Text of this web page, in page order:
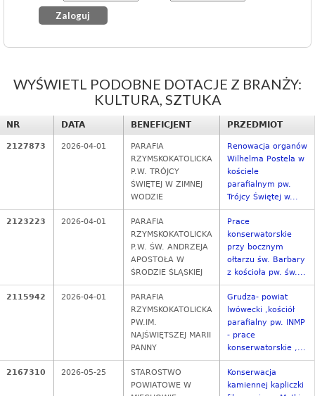
WYŚWIETL PODOBNE DOTACJE Z BRANŻY:
KULTURA, SZTUKA
NR DATA BENEFICJENT PRZEDMIOT
2127873 2026-04-01
PARAFIA
RZYMSKOKATOLICKA
P.W. TRÓJCY
ŚWIĘTEJ W ZIMNEJ
WODZIE
Renowacja organów
Wilhelma Postela w
kościele
parafialnym pw.
Trójcy Świętej w...
2123223 2026-04-01
PARAFIA
RZYMSKOKATOLICKA
P.W. ŚW. ANDRZEJA
APOSTOŁA W
ŚRODZIE ŚLĄSKIEJ
Prace
konserwatorskie
przy bocznym
ołtarzu św. Barbary
z kościoła pw. św....
2115942 2026-04-01
PARAFIA
RZYMSKOKATOLICKA
PW.IM.
NAJŚWIĘTSZEJ MARII
PANNY
Grudza- powiat
lwówecki ,kościół
parafialny pw. INMP
- prace
konserwatorskie ,...
2167310 2026-05-25
STAROSTWO
POWIATOWE W
Konserwacja
kamiennej kapliczki